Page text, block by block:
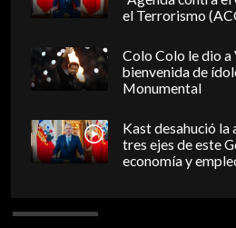
el Terrorismo
Colo Colo le dio a
bienvenida de
Monumental
Kast desahució la
tres ejes de este
economía y